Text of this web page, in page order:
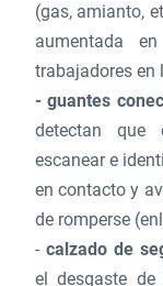
(gas, amianto,
aumentada
trabajadores en
- guantes
detectan que
escanear e
en contacto y
de romperse
- calzado de
el desgaste